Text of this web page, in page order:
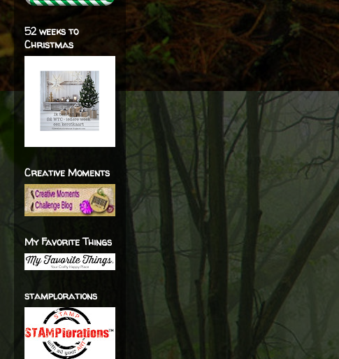
52 weeks to
Christmas
Creative Moments
My Favorite Things
stamplorations